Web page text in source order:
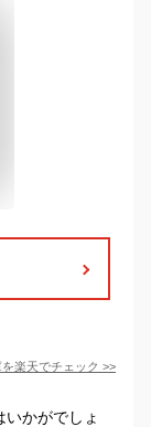
楽天でチェック >>
いかがでしょ